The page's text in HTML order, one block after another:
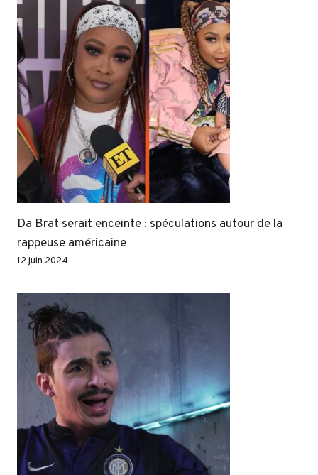
Da Brat serait enceinte : spéculations autour de la
rappeuse américaine
12 juin 2024